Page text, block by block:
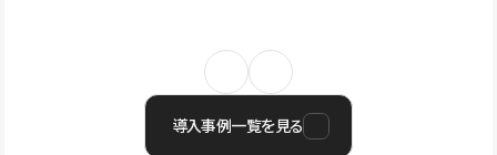
導入事例一覧を見る